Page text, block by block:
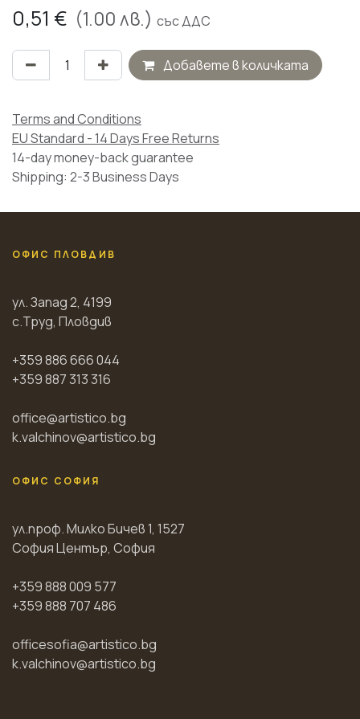
0,51 € (1.00лв.) със ДДС
Добавете в количката
Terms and Conditions
EU Standard - 14 Days Free Returns
14-day money-back guarantee
Shipping: 2-3 Business Days
ОФИС ПЛОВДИВ
ул. Запад 2, 4199
с.Труд, Пловдив
+359 886 666 044
+359 887 313 316
office@artistico.bg
k.valchinov@artistico.bg
ОФИС СОФИЯ
ул.проф. Милко Бичев 1, 1527
София Център, София
+359 888 009 577
+359 888 707 486
officesofia@artistico.bg
k.valchinov@artistico.bg